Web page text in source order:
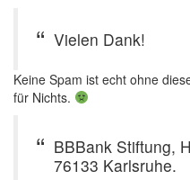
Vielen Dank!
Keine Spam ist echt ohne
für Nichts.
BBBank Stiftung,
76133 Karlsruhe.